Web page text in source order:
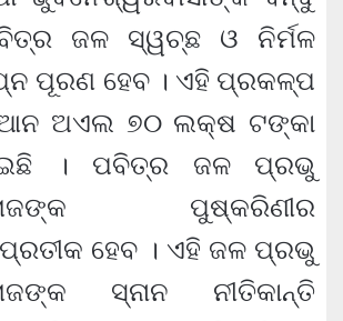
ଜଳ ସ୍ୱଚ୍ଛ ଓ ନିର୍ମଳ
ପୂରଣ ହେବ । ଏହି ପ୍ରକଳ୍ପ
ଅଏଲ ୭୦ ଲକ୍ଷ ଟଙ୍କା
। ପବିତ୍ର ଜଳ ପ୍ରଭୁ
ପୁଷ୍କରିଣୀର
ହେବ । ଏହି ଜଳ ପ୍ରଭୁ
ସ୍ନାନ ନୀତିକାନ୍ତି